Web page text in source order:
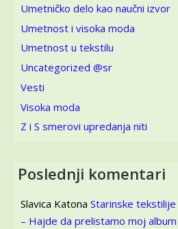
Umetničko delo kao naučni izvor
Umetnost i visoka moda
Umetnost u tekstilu
Uncategorized @sr
Vesti
Visoka moda
Z i S smerovi upredanja niti
Poslednji komentari
Slavica Katona Starinske
– Hajde da prelistamo moj album